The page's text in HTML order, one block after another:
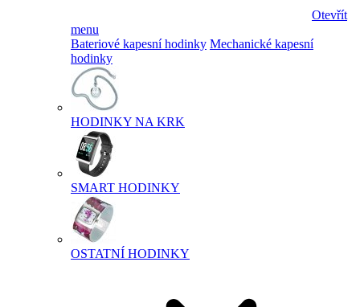
Otevřít
menu
Bateriové kapesní hodinky Mechanické kapesní
hodinky
HODINKY NA KRK
SMART HODINKY
OSTATNÍ HODINKY